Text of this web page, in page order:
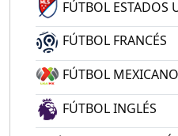
FÚTBOL ESTADOS
FÚTBOL FRANCÉS
FÚTBOL MEXICANO
FÚTBOL INGLÉS